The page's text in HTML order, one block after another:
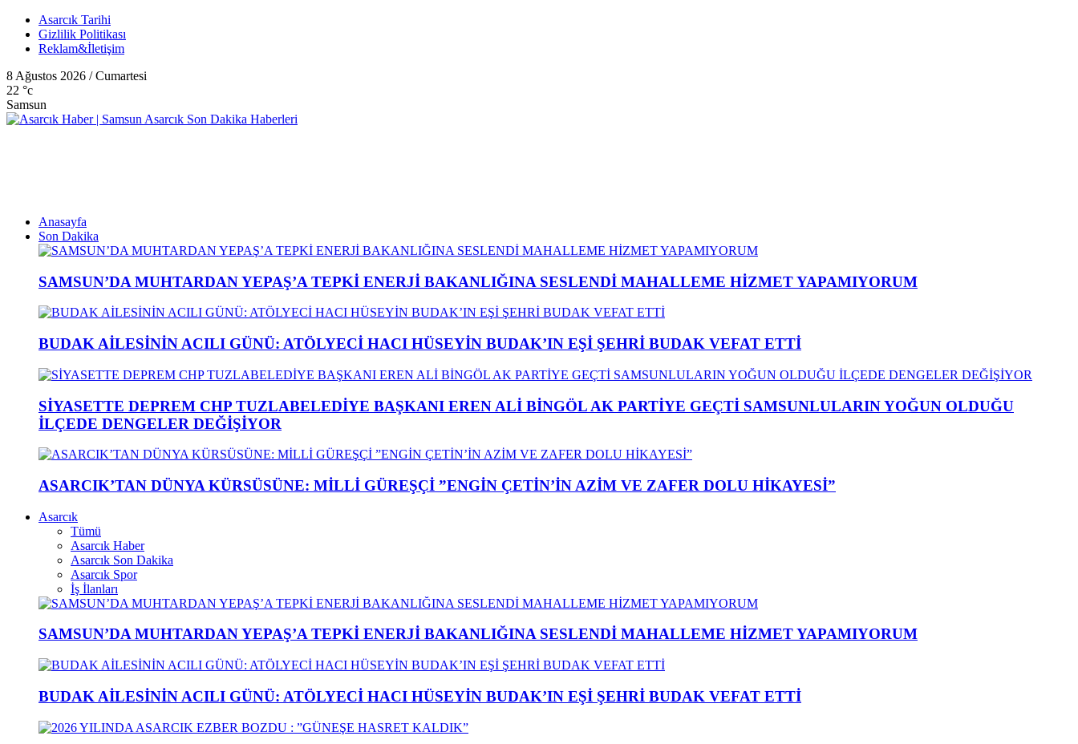
Asarcık Tarihi
Gizlilik Politikası
Reklam&İletişim
8 Ağustos 2026 / Cumartesi
22 °c
Samsun
Anasayfa
Son Dakika
SAMSUN’DA MUHTARDAN YEPAŞ’A TEPKİ ENERJİ BAKANLIĞINA SESLENDİ MAHALLEME HİZMET YAPAMIYORUM
BUDAK AİLESİNİN ACILI GÜNÜ: ATÖLYECİ HACI HÜSEYİN BUDAK’IN EŞİ ŞEHRİ BUDAK VEFAT ETTİ
SİYASETTE DEPREM CHP TUZLABELEDİYE BAŞKANI EREN ALİ BİNGÖL AK PARTİYE GEÇTİ SAMSUNLULARIN YOĞUN OLDUĞU
İLÇEDE DENGELER DEĞİŞİYOR
ASARCIK’TAN DÜNYA KÜRSÜSÜNE: MİLLİ GÜREŞÇİ ”ENGİN ÇETİN’İN AZİM VE ZAFER DOLU HİKAYESİ”
Asarcık
Tümü
Asarcık Haber
Asarcık Son Dakika
Asarcık Spor
İş İlanları
SAMSUN’DA MUHTARDAN YEPAŞ’A TEPKİ ENERJİ BAKANLIĞINA SESLENDİ MAHALLEME HİZMET YAPAMIYORUM
BUDAK AİLESİNİN ACILI GÜNÜ: ATÖLYECİ HACI HÜSEYİN BUDAK’IN EŞİ ŞEHRİ BUDAK VEFAT ETTİ